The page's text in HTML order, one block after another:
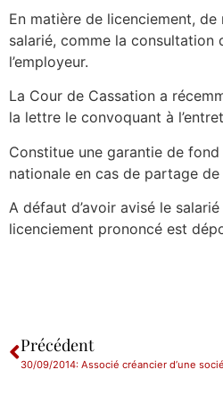
En matière de licenciement,
salarié, comme la consultation
l’employeur.
La Cour de Cassation a
la lettre le convoquant à
Constitue une garantie de
nationale en cas de partage
A défaut d’avoir avisé le
licenciement prononcé est
Précédent
30/09/2014: Associé créancier d’une